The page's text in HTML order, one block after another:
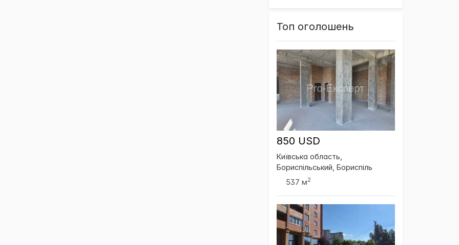
Топ оголошень
850 USD
Київська область,
Бориспільський, Бориспіль
537 м2